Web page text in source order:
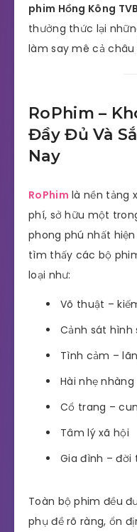
phim Hồng Kông
thưởng thức lại
làm say mê cả châu
RoPhim –
Đầy Đủ Và
Nay
RoPhim là nền tảng
phí, sở hữu một
phong phú nhất
tìm thấy các bộ
loại như:
Võ thuật –
Cảnh sát hình
Tình cảm –
Hài nhẹ nhàng
Cổ trang –
Tâm lý xã hội
Gia đình – đời
Toàn bộ phim đều
phụ đề rõ ràng, ổn